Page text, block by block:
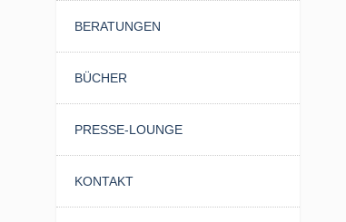
BERATUNGEN
BÜCHER
PRESSE-LOUNGE
KONTAKT